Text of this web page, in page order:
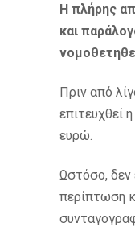
Η πλήρης
και
Πριν από
επιτευχθεί
ευρώ.
Ωστόσο, δεν
περίπτωση